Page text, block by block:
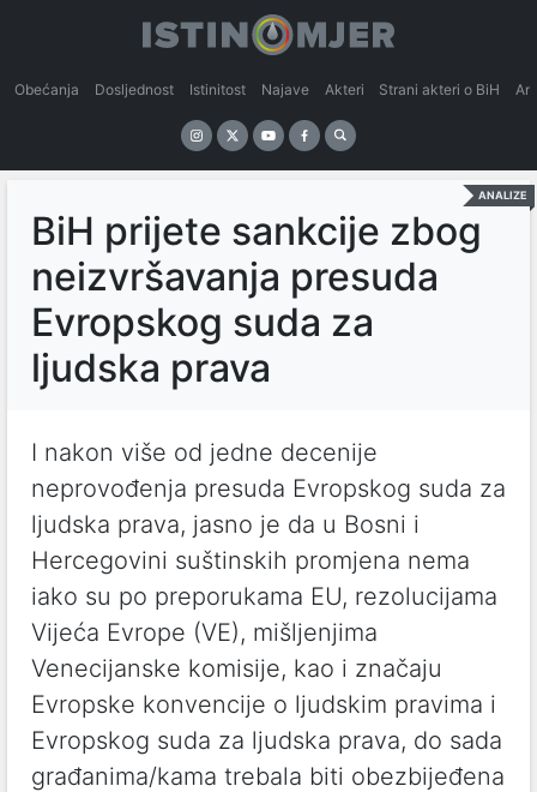
Obećanja Dosljednost Istinitost Najave Akteri Strani akteri o BiH
ANALIZE
BiH prijete sankcije zbog
neizvršavanja presuda
Evropskog suda za
ljudska prava
I nakon više od jedne decenije
neprovođenja presuda Evropskog suda za
ljudska prava, jasno je da u Bosni i
Hercegovini suštinskih promjena nema
iako su po preporukama EU, rezolucijama
Vijeća Evrope (VE), mišljenjima
Venecijanske komisije, kao i značaju
Evropske konvencije o ljudskim pravima i
Evropskog suda za ljudska prava, do sada
građanima/kama trebala biti obezbijeđena